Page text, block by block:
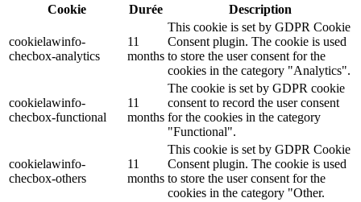
Cookie
Durée Description
cookielawinfo-
checbox-analytics
11
months
This cookie is set by GDPR Cookie
Consent plugin. The cookie is used
to store the user consent for the
cookies in the category "Analytics".
cookielawinfo-
checbox-functional
11
months
The cookie is set by GDPR cookie
consent to record the user consent
for the cookies in the category
"Functional".
cookielawinfo-
checbox-others
11
months
This cookie is set by GDPR Cookie
Consent plugin. The cookie is used
to store the user consent for the
cookies in the category "Other.